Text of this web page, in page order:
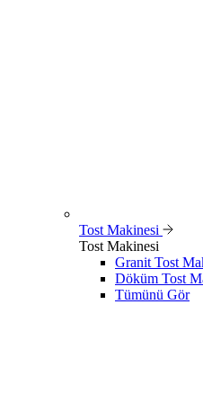
Tost Makinesi
Tost Makinesi
Granit Tost
Döküm Tost
Tümünü Gör